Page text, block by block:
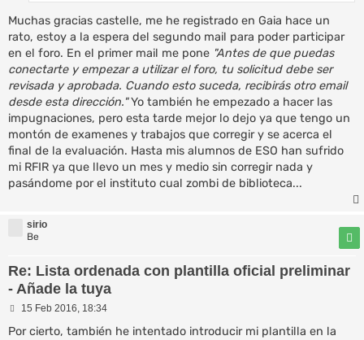
Muchas gracias castelle, me he registrado en Gaia hace un
rato, estoy a la espera del segundo mail para poder participar
en el foro. En el primer mail me pone "Antes de que puedas
conectarte y empezar a utilizar el foro, tu solicitud debe ser
revisada y aprobada. Cuando esto suceda, recibirás otro email
desde esta dirección."Yo también he empezado a hacer las
impugnaciones, pero esta tarde mejor lo dejo ya que tengo un
montón de examenes y trabajos que corregir y se acerca el
final de la evaluación. Hasta mis alumnos de ESO han sufrido
mi RFIR ya que llevo un mes y medio sin corregir nada y
pasándome por el instituto cual zombi de biblioteca...
sirio
Be
Re: Lista ordenada con plantilla oficial preliminar
- Añade la tuya
M
n
15 Feb 2016, 18:34
Por cierto, también he intentado introducir mi plantilla en la